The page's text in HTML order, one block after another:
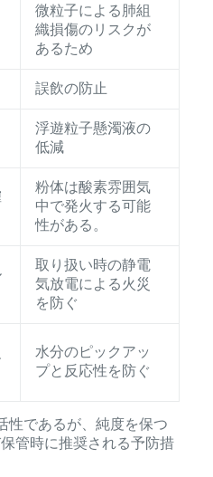
微粒子による肺組
織損傷のリスクが
あるため
誤飲の防止
浮遊粒子懸濁液の
低減
粉体は酸素雰囲気
中で発火する可能
性がある。
取り扱い時の静電
気放電による火災
を防ぐ
水分のピックアッ
プと反応性を防ぐ
性であるが、純度を保つ
管時に推奨される予防措